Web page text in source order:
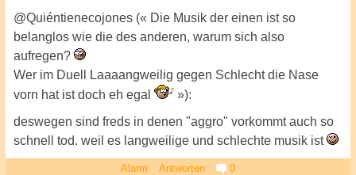
@Quiéntienecojones (« Die Musik der einen ist so
belanglos wie die des anderen, warum sich also
aufregen?
Wer im Duell Laaaangweilig gegen Schlecht die Nase
vorn hat ist doch eh egal
»):
deswegen sind freds in denen "aggro" vorkommt auch so
schnell tod. weil es langweilige und schlechte musik ist
Alarm Antworten 0